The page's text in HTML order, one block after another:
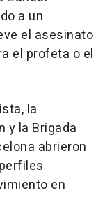
a un
el asesinato
el profeta o el
la
y la Brigada
abrieron
en